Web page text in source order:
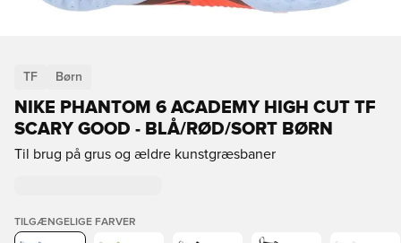
TF Børn
NIKE PHANTOM 6 ACADEMY HIGH CUT TF
SCARY GOOD - BLÅ/RØD/SORT BØRN
Til brug på grus og ældre kunstgræsbaner
TILGÆNGELIGE FARVER